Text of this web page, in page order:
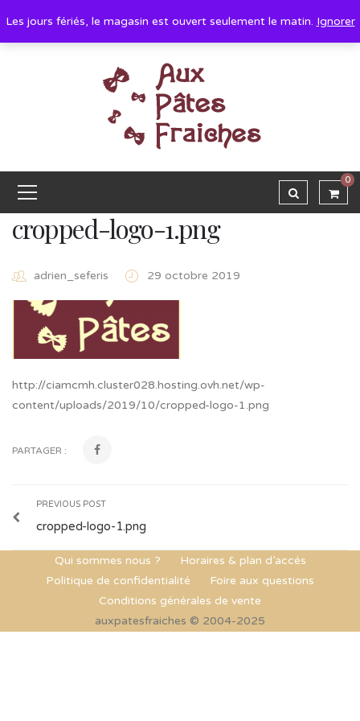
Les jours fériés, le magasin est ouvert seulement le matin. Ignorer
0
cropped-logo-1.png
adrien_seferis 29 octobre 2019
http://ciamcmh.cluster028.hosting.ovh.net/wp-
content/uploads/2019/10/cropped-logo-1.png
PARTAGER :
PREVIOUS POST
cropped-logo-1.png
Qui sommes nous ?
Horaires & plan d’accés
Politique de confidentialité
Foire aux questions
Conditions générales de vente
auxpatesfraiches © 2004-2025